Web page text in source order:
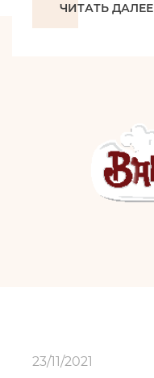
ЧИТАТЬ ДАЛЕЕ
23/11/2021